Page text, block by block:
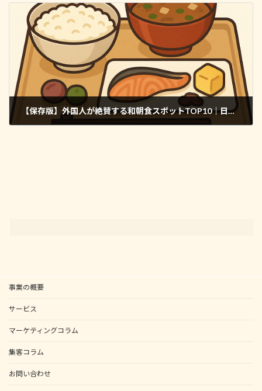
【保存版】外国人が絶賛する和朝食スポットTOP10｜日本全国のおすすめホテル・老舗料亭を厳選紹介
事業の概要
サービス
マーケティングコラム
集客コラム
お問い合わせ